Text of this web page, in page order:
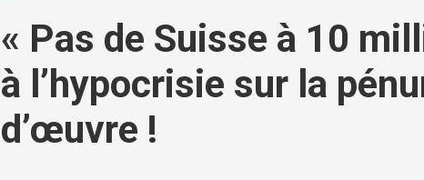
« Pas de Suisse à 10
à l’hypocrisie sur la
d’œuvre !